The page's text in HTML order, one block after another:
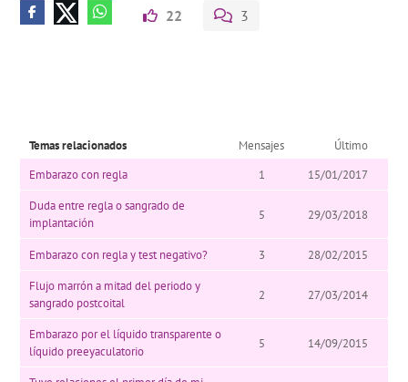
22 3
Temas relacionados Mensajes
Último
Embarazo con regla
1
15/01/2017
Duda entre regla o sangrado de
implantación
5 29/03/2018
Embarazo con regla y test negativo? 3
28/02/2015
Flujo marrón a mitad del periodo y
sangrado postcoital
2 27/03/2014
Embarazo por el líquido transparente o
líquido preeyaculatorio
5 14/09/2015